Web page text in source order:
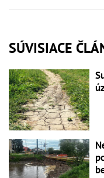
SÚVISIACE